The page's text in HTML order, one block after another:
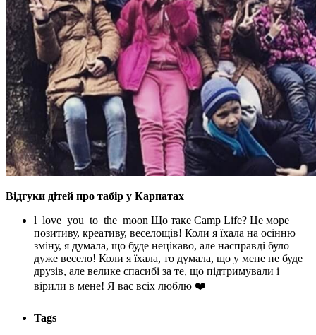
Відгуки дітей про табір у Карпатах
l_love_you_to_the_moon Що таке Camp Life? Це море
позитиву, креативу, веселощів! Коли я їхала на осінню
зміну, я думала, що буде нецікаво, але насправді було
дуже весело! Коли я їхала, то думала, що у мене не буде
друзів, але велике спасибі за те, що підтримували і
вірили в мене! Я вас всіх люблю ❤️
Tags